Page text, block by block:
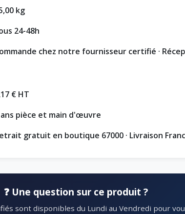
kg
24-48h
chez notre fournisseur certifié ·
€ HT
ans pièce et main d'œuvre
gratuit en boutique 67000 · Livraison
❓ Une question sur ce produit ?
sont disponibles du Lundi au Vendredi pour